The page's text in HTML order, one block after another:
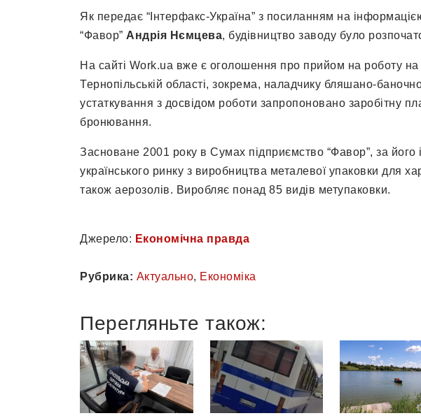
Як передає “Інтерфакс-Україна” з посиланням на
“Фавор” Андрія Нємцева, будівництво заводу було
На сайті Work.ua вже є оголошення про прийом на роботу на
Тернопільській області, зокрема, наладчику бляшано-
устаткування з досвідом роботи запропоновано заробітну
бронювання.
Засноване 2001 року в Сумах підприємство “Фавор”, за його
українського ринку з виробництва металевої упаковки для
також аерозолів. Виробляє понад 85 видів метупаковки.
Джерело: Економічна правда
Рубрика: Актуально, Економіка
Перегляньте також: